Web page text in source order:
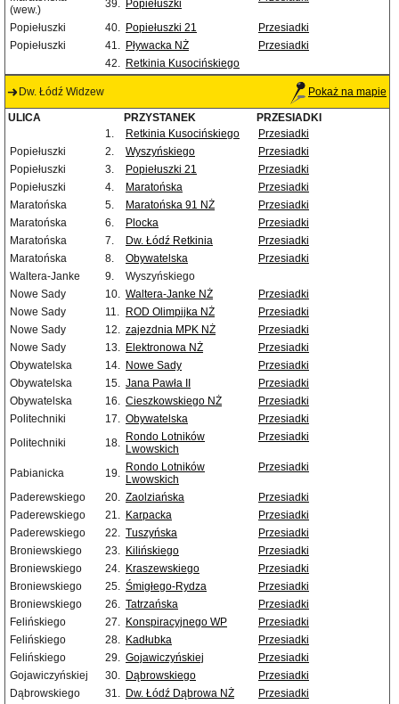
(wew.)
39. Popiełuszki
Popiełuszki 40. Popiełuszki 21
Przesiadki
Popiełuszki
41. Pływacka NŻ
Przesiadki
42. Retkinia Kusocińskiego
Dw. Łódź Widzew Pokaż na mapie
ULICA PRZYSTANEK
PRZESIADKI
1.
Retkinia Kusocińskiego
Przesiadki
Popiełuszki
2. Wyszyńskiego
Przesiadki
Popiełuszki
3. Popiełuszki 21
Przesiadki
Popiełuszki
4. Maratońska
Przesiadki
Maratońska
5. Maratońska 91 NŻ
Przesiadki
Maratońska
6. Plocka
Przesiadki
Maratońska
7. Dw. Łódź Retkinia
Przesiadki
Maratońska
8. Obywatelska
Przesiadki
Waltera-Janke
9.
Wyszyńskiego
Nowe Sady
10. Waltera-Janke NŻ
Przesiadki
Nowe Sady
11. ROD Olimpijka NŻ
Przesiadki
Nowe Sady
12. zajezdnia MPK NŻ
Przesiadki
Nowe Sady
13. Elektronowa NŻ
Przesiadki
Obywatelska
14. Nowe Sady
Przesiadki
Obywatelska
15. Jana Pawła II
Przesiadki
Obywatelska
16. Cieszkowskiego NŻ
Przesiadki
Politechniki
17. Obywatelska
Przesiadki
Politechniki
18. Rondo Lotników
Lwowskich
Przesiadki
Pabianicka 19. Rondo Lotników
Lwowskich
Przesiadki
Paderewskiego 20. Zaolziańska
Przesiadki
Paderewskiego
21. Karpacka
Przesiadki
Paderewskiego
22. Tuszyńska
Przesiadki
Broniewskiego
23. Kilińskiego
Przesiadki
Broniewskiego
24. Kraszewskiego
Przesiadki
Broniewskiego
25. Śmigłego-Rydza
Przesiadki
Broniewskiego
26. Tatrzańska
Przesiadki
Felińskiego
27. Konspiracyjnego WP
Przesiadki
Felińskiego
28. Kadłubka
Przesiadki
Felińskiego
29. Gojawiczyńskiej
Przesiadki
Gojawiczyńskiej
30. Dąbrowskiego
Przesiadki
Dąbrowskiego
31. Dw. Łódź Dąbrowa NŻ Przesiadki